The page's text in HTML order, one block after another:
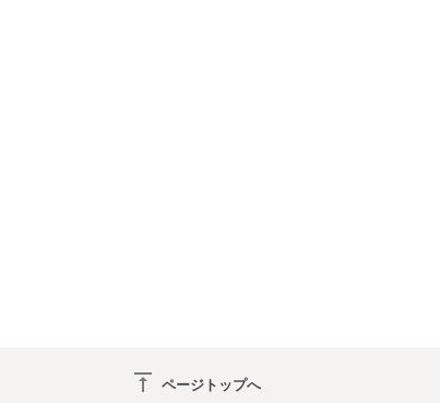
vertical_align_top ページトップへ